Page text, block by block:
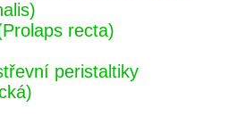
recta)
peristaltiky